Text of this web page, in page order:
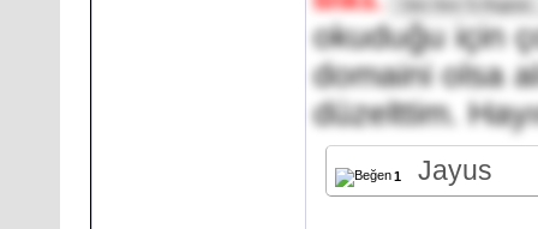
okuduğu için
domaini olsa
düzelttim.
1 Jayus